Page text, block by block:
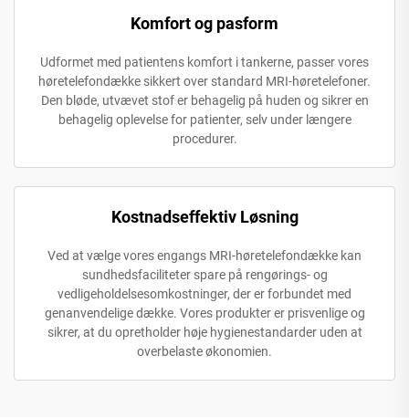
Komfort og pasform
Udformet med patientens komfort i tankerne, passer vores
høretelefondække sikkert over standard MRI-høretelefoner.
Den bløde, utvævet stof er behagelig på huden og sikrer en
behagelig oplevelse for patienter, selv under længere
procedurer.
Kostnadseffektiv Løsning
Ved at vælge vores engangs MRI-høretelefondække kan
sundhedsfaciliteter spare på rengørings- og
vedligeholdelsesomkostninger, der er forbundet med
genanvendelige dække. Vores produkter er prisvenlige og
sikrer, at du opretholder høje hygienestandarder uden at
overbelaste økonomien.